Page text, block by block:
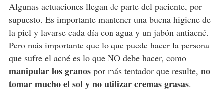
Algunas actuaciones llegan de parte del paciente, por
supuesto. Es importante mantener una buena higiene de
la piel y lavarse cada día con agua y un jabón antiacné.
Pero más importante que lo que puede hacer la persona
que sufre el acné es lo que NO debe hacer, como
manipular los granospor más tentador que resulte, no
tomar mucho el sol y no utilizar cremas grasas.